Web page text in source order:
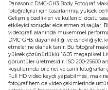
Panasonic DMC-GH3 Body Fotoğraf
fotoğrafçılar için tasarlanmış, yüksek
Gelişmiş özellikleri ve kullanıcı dostu
etkileyici sonuçlar elde etmenizi sağlar.
videografi alanında mükemmel
DMC-GH3, dayanıklılığı ve esnekliğiyle,
etmelerine olanak tanır. Bu fotoğraf
yüksek çözünürlüklü 16.05 megapiksel
görüntüler üretmesidir. ISO 200-25600
koşullarında bile net ve canlı fotoğraflar
Full HD video kaydı yapabilmesi,
fotoğraf hem de video çekimlerinde